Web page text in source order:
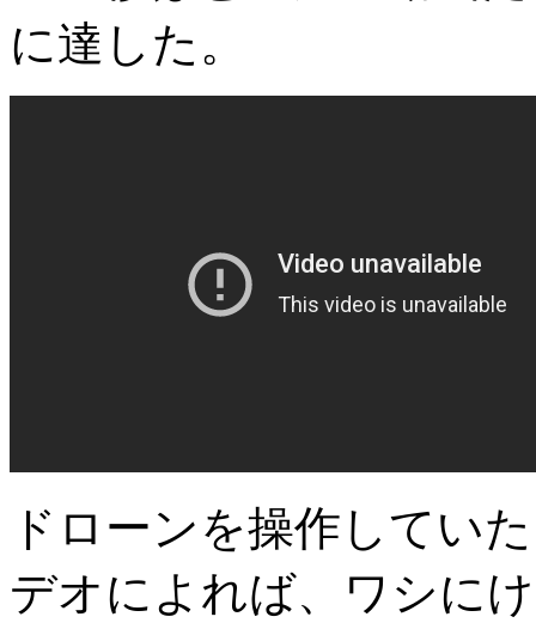
に達した。
ドローンを操作してい
デオによれば、ワシに